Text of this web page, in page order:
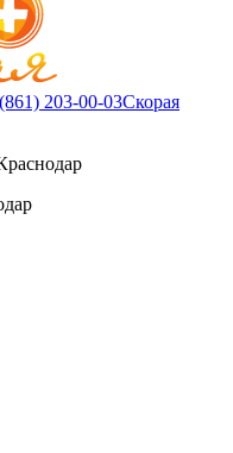
203-00-03Скорая